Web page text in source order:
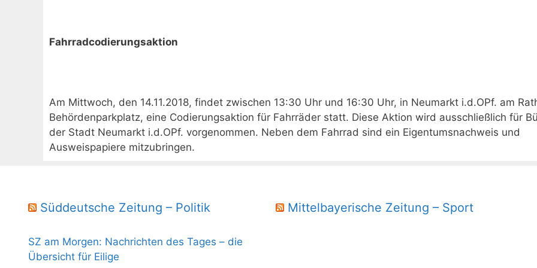
Fahrradcodierungsaktion
Am Mittwoch, den 14.11.2018, findet zwischen 13:30 Uhr und 16:30 Uhr, in Neumarkt i.d.OPf. am
Behördenparkplatz, eine Codierungsaktion für Fahrräder statt. Diese Aktion wird ausschließlich für
der Stadt Neumarkt i.d.OPf. vorgenommen. Neben dem Fahrrad sind ein Eigentumsnachweis und
Ausweispapiere mitzubringen.
Süddeutsche Zeitung – Politik
SZ am Morgen: Nachrichten des Tages – die
Übersicht für Eilige
Mittelbayerische Zeitung – Sport